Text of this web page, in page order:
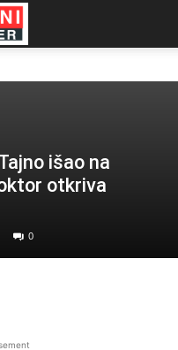
išao na
otkriva
0